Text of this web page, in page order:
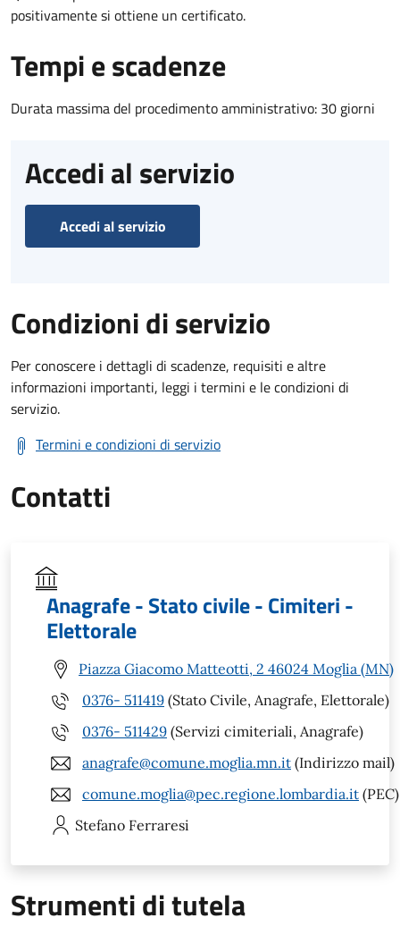
positivamente si ottiene un certificato.
Tempi e scadenze
Durata massima del procedimento amministrativo: 30 giorni
Accedi al servizio
Accedi al servizio
Condizioni di servizio
Per conoscere i dettagli di scadenze, requisiti e altre
informazioni importanti, leggi i termini e le condizioni di
servizio.
Termini e condizioni di servizio
Contatti
Anagrafe - Stato civile - Cimiteri -
Elettorale
Piazza Giacomo Matteotti, 2 46024 Moglia (MN)
0376- 511419 (Stato Civile, Anagrafe, Elettorale)
0376- 511429 (Servizi cimiteriali, Anagrafe)
anagrafe@comune.moglia.mn.it (Indirizzo mail)
comune.moglia@pec.regione.lombardia.it (PEC)
Stefano Ferraresi
Strumenti di tutela